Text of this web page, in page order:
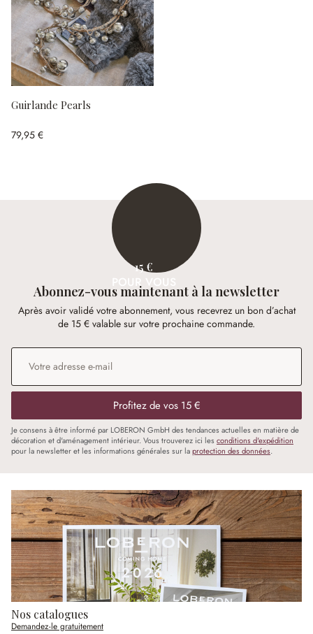
Guirlande Pearls
79,95 €
15 €
POUR VOUS
Abonnez-vous maintenant à la newsletter
Après avoir validé votre abonnement, vous recevrez un bon d’achat
de 15 € valable sur votre prochaine commande.
Adresse e-mail
Profitez de vos 15 €
Je consens à être informé par LOBERON GmbH des tendances actuelles en matière de
décoration et d'aménagement intérieur. Vous trouverez ici les conditions d'expédition
pour la newsletter et les informations générales sur laprotection des données.
Nos catalogues
Demandez-le gratuitement